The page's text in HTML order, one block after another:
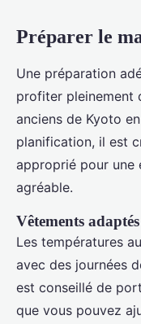
Préparer le
Une préparation
profiter pleinement
anciens de Kyoto
planification, il est
approprié pour une
agréable.
Vêtements
Les températures
avec des journées
est conseillé de
que vous pouvez